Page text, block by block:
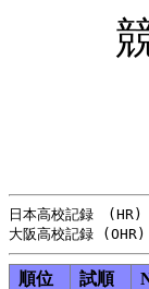
日本高校記録　
順位 試順